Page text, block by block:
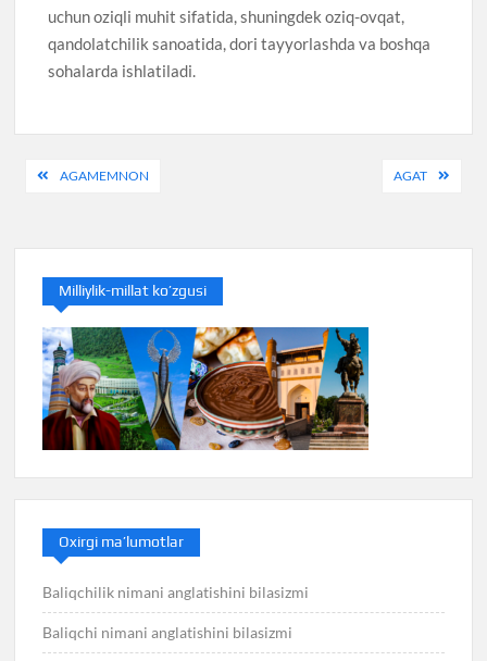
uchun oziqli muhit sifatida, shuningdek oziq-ovqat,
qandolatchilik sanoatida, dori tayyorlashda va boshqa
sohalarda ishlatiladi.
PostAGAMEMNON AGAT
Milliylik-millat ko’zgusi
Oxirgi ma’lumotlar
Baliqchilik nimani anglatishini bilasizmi
Baliqchi nimani anglatishini bilasizmi